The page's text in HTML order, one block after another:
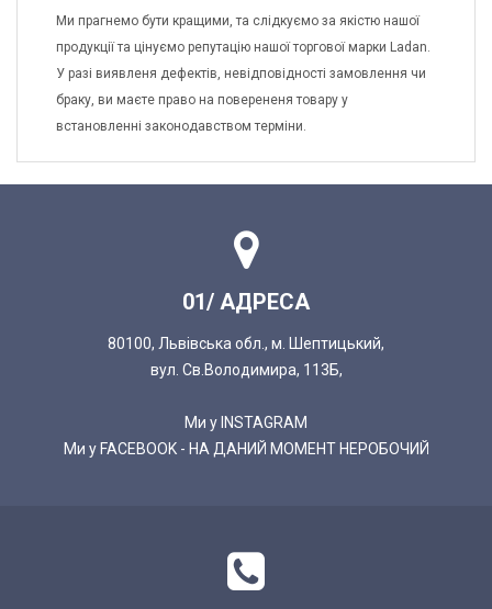
Ми прагнемо бути кращими, та слідкуємо за якістю нашої
продукції та цінуємо репутацію нашої торгової марки Ladan.
У разі виявленя дефектів, невідповідності замовлення чи
браку, ви маєте право на поверененя товару у
встановленні законодавством терміни.
01/ АДРЕСА
80100, Львівська обл., м. Шептицький,
вул. Св.Володимира, 113Б,
Ми у INSTAGRAM
Ми у FACEBOOK - НА ДАНИЙ МОМЕНТ НЕРОБОЧИЙ